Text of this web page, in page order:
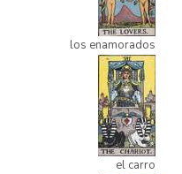
los enamorados
el carro